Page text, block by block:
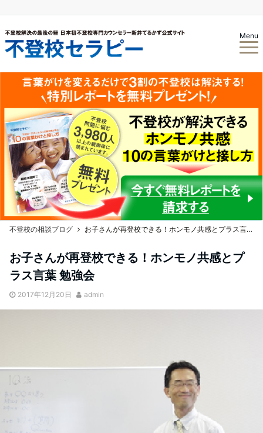
Menu
不登校の相談ブログ お子さんが再登校できる！ホンモノ共感とプラス言葉 勉強会
お子さんが再登校できる！ホンモノ共感とプ
ラス言葉 勉強会
2017年12月20日 admin